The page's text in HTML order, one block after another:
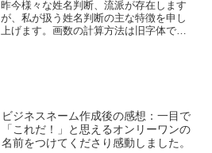
昨今様々な姓名判断、流派が存在します
が、私が扱う姓名判断の主な特徴を申し
上げます。画数の計算方法は旧字体です
ビジネスネーム作成後の感想：一目で
「これだ！」と思えるオンリーワンの
名前をつけてくださり感動しました。